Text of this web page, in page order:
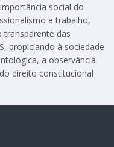
social do
e trabalho,
transparente das
propiciando à sociedade
a observância
direito constitucional